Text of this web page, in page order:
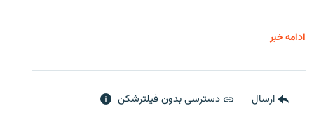
ادامه خبر
ارسال دسترسی بدون فیلترشکن